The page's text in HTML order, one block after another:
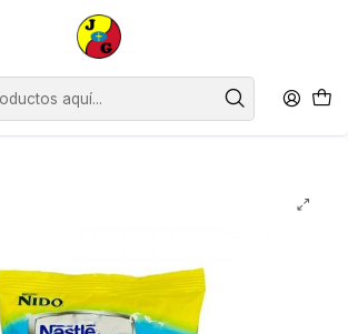
desde el lunes 13 de julio y hasta el viernes 24 de
con horario continuado, siendo nuestro
de 09:00 a 12:30 y de 14:30 a 18:00
comprensión.
Bebé Leches y Fórmulas Lácteas
Polvo Nido Buen Día ( 3 x 130 G )